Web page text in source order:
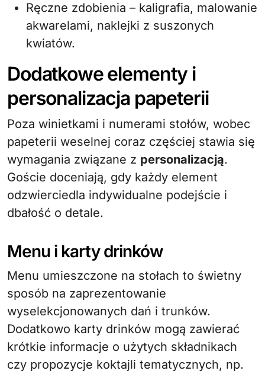
Ręczne zdobienia – kaligrafia, malowanie
akwarelami, naklejki z suszonych
kwiatów.
Dodatkowe elementy i
personalizacja papeterii
Poza winietkami i numerami stołów, wobec
papeterii weselnej coraz częściej stawia się
wymagania związane z personalizacją.
Goście doceniają, gdy każdy element
odzwierciedla indywidualne podejście i
dbałość o detale.
Menu i karty drinków
Menu umieszczone na stołach to świetny
sposób na zaprezentowanie
wyselekcjonowanych dań i trunków.
Dodatkowo karty drinków mogą zawierać
krótkie informacje o użytych składnikach
czy propozycje koktajli tematycznych, np.